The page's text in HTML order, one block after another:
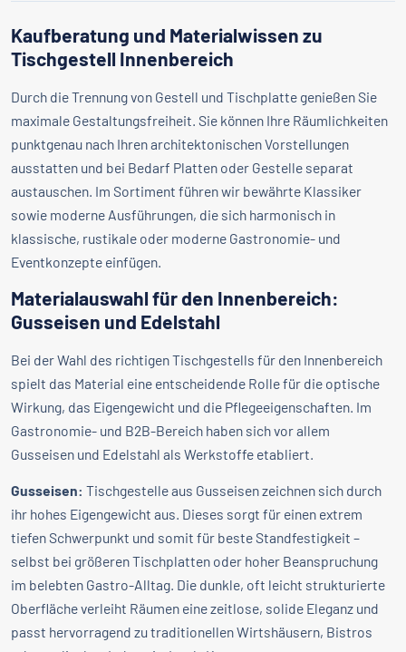
Kaufberatung und Materialwissen zu
Tischgestell Innenbereich
Durch die Trennung von Gestell und Tischplatte genießen Sie
maximale Gestaltungsfreiheit. Sie können Ihre Räumlichkeiten
punktgenau nach Ihren architektonischen Vorstellungen
ausstatten und bei Bedarf Platten oder Gestelle separat
austauschen. Im Sortiment führen wir bewährte Klassiker
sowie moderne Ausführungen, die sich harmonisch in
klassische, rustikale oder moderne Gastronomie- und
Eventkonzepte einfügen.
Materialauswahl für den Innenbereich:
Gusseisen und Edelstahl
Bei der Wahl des richtigen Tischgestells für den Innenbereich
spielt das Material eine entscheidende Rolle für die optische
Wirkung, das Eigengewicht und die Pflegeeigenschaften. Im
Gastronomie- und B2B-Bereich haben sich vor allem
Gusseisen und Edelstahl als Werkstoffe etabliert.
Gusseisen: Tischgestelle aus Gusseisen zeichnen sich durch
ihr hohes Eigengewicht aus. Dieses sorgt für einen extrem
tiefen Schwerpunkt und somit für beste Standfestigkeit –
selbst bei größeren Tischplatten oder hoher Beanspruchung
im belebten Gastro-Alltag. Die dunkle, oft leicht strukturierte
Oberfläche verleiht Räumen eine zeitlose, solide Eleganz und
passt hervorragend zu traditionellen Wirtshäusern, Bistros